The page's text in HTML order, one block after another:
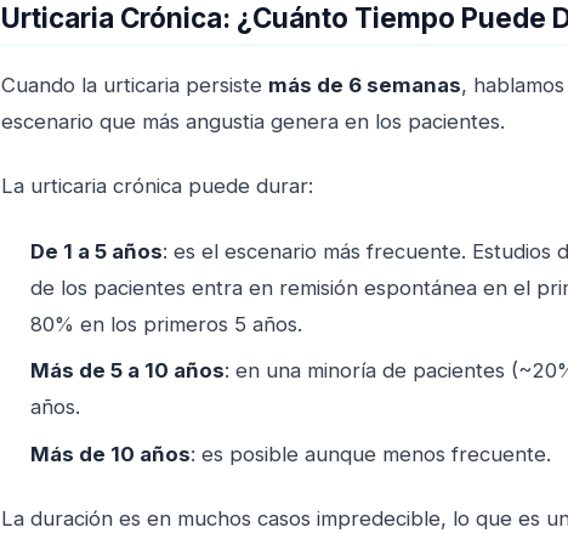
Urticaria Crónica: ¿Cuánto Tiempo Puede
Cuando la urticaria persiste más de 6 semanas,
escenario que más angustia genera en los pacientes.
La urticaria crónica puede durar:
De 1 a 5 años: es el escenario más frecuente. Estudios
de los pacientes entra en remisión espontánea en el
80% en los primeros 5 años.
Más de 5 a 10 años: en una minoría de pacientes
años.
Más de 10 años: es posible aunque menos frecuente.
La duración es en muchos casos impredecible, lo que es